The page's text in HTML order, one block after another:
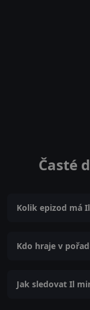
Časté
Kolik epizod má
Kdo hraje v
Jak sledovat Il